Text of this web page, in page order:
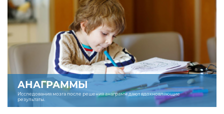
АНАГРАММЫ
Исследования мозга после решения анаграмм дают вдохновляющие
результаты.